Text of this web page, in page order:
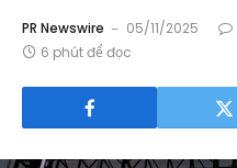
PR Newswire 05/11/2025
6 phút để đọc